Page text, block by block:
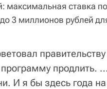
максимальная ставка
3 миллионов рублей
продлить.
И я бы здесь года